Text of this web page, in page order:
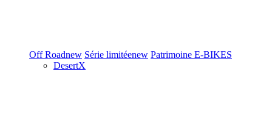
Off Roadnew Série limitéenew Patrimoine E-BIKES
DesertX